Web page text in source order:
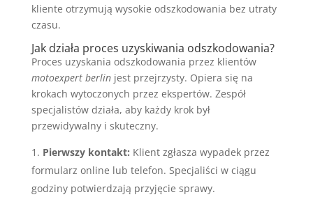
kliente otrzymują wysokie odszkodowania bez utraty
czasu.
Jak działa proces uzyskiwania odszkodowania?
Proces uzyskania odszkodowania przez klientów
motoexpert berlinjest przejrzysty. Opiera się na
krokach wytoczonych przez ekspertów. Zespół
specjalistów działa, aby każdy krok był
przewidywalny i skuteczny.
Pierwszy kontakt: Klient zgłasza wypadek przez
formularz online lub telefon. Specjaliści w ciągu
godziny potwierdzają przyjęcie sprawy.